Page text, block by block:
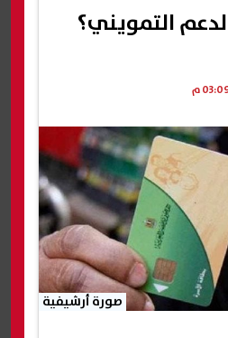
التمويني؟
صورة أرشيفية